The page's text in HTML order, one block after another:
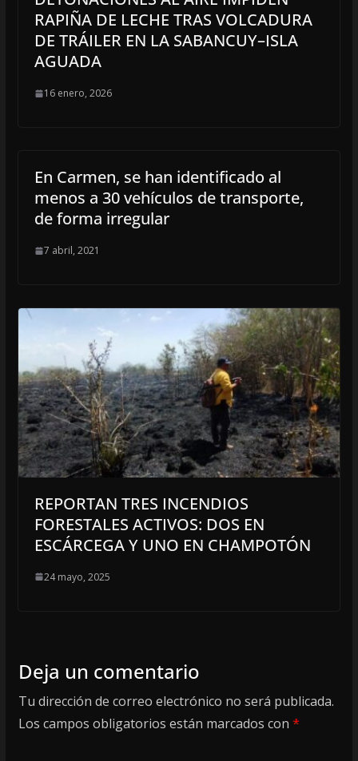
RAPIÑA DE LECHE TRAS VOLCADURA
DE TRÁILER EN LA SABANCUY–ISLA
AGUADA
16 enero, 2026
En Carmen, se han identificado al
menos a 30 vehículos de transporte,
de forma irregular
7 abril, 2021
REPORTAN TRES INCENDIOS
FORESTALES ACTIVOS: DOS EN
ESCÁRCEGA Y UNO EN CHAMPOTÓN
24 mayo, 2025
Deja un comentario
Tu dirección de correo electrónico no será publicada.
Los campos obligatorios están marcados con *